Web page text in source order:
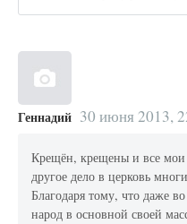
Геннадий 30 июня 2013,
Крещён, крещены и все мои
другое дело в церковь
Благодаря тому, что даже
народ в основной своей